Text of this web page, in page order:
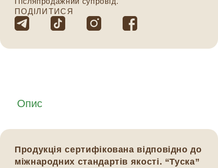
ПОДІЛИТИСЯ
Опис
Продукція сертифікована відповідно до
міжнародних стандартів якості. “Туска”